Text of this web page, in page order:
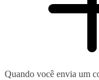
Quando você envia um